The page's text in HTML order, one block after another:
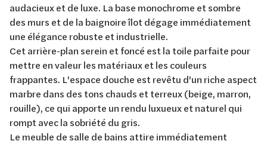
audacieux et de luxe. La base monochrome et sombre
des murs et de la baignoire îlot dégage immédiatement
une élégance robuste et industrielle.
Cet arrière-plan serein et foncé est la toile parfaite pour
mettre en valeur les matériaux et les couleurs
frappantes. L'espace douche est revêtu d'un riche aspect
marbre dans des tons chauds et terreux (beige, marron,
rouille), ce qui apporte un rendu luxueux et naturel qui
rompt avec la sobriété du gris.
Le meuble de salle de bains attire immédiatement